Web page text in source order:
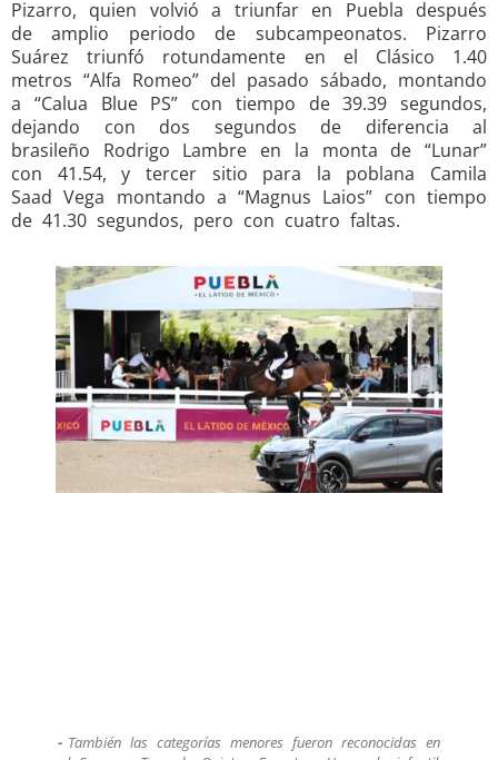
Pizarro, quien volvió a triunfar en Puebla después
de amplio periodo de subcampeonatos. Pizarro
Suárez triunfó rotundamente en el Clásico 1.40
metros “Alfa Romeo” del pasado sábado, montando
a “Calua Blue PS” con tiempo de 39.39 segundos,
dejando con dos segundos de diferencia al
brasileño Rodrigo Lambre en la monta de “Lunar”
con 41.54, y tercer sitio para la poblana Camila
Saad Vega montando a “Magnus Laios” con tiempo
de 41.30 segundos, pero con cuatro faltas.
También las categorías menores fueron reconocidas en